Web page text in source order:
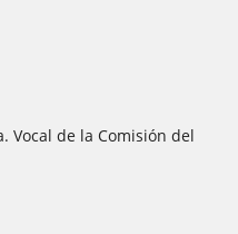
Vocal de la Comisión del